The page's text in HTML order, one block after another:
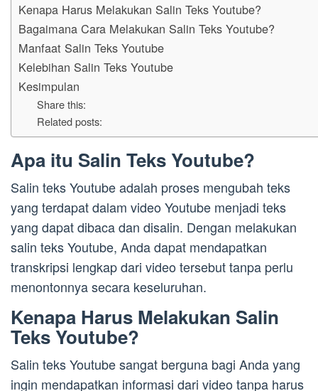
Kenapa Harus Melakukan Salin Teks Youtube?
Bagaimana Cara Melakukan Salin Teks Youtube?
Manfaat Salin Teks Youtube
Kelebihan Salin Teks Youtube
Kesimpulan
Share this:
Related posts:
Apa itu Salin Teks Youtube?
Salin teks Youtube adalah proses mengubah teks
yang terdapat dalam video Youtube menjadi teks
yang dapat dibaca dan disalin. Dengan melakukan
salin teks Youtube, Anda dapat mendapatkan
transkripsi lengkap dari video tersebut tanpa perlu
menontonnya secara keseluruhan.
Kenapa Harus Melakukan Salin
Teks Youtube?
Salin teks Youtube sangat berguna bagi Anda yang
ingin mendapatkan informasi dari video tanpa harus